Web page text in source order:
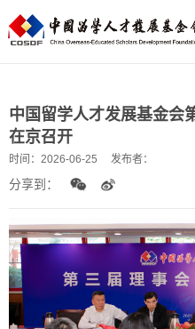
中国留学人才发展基金会
在京召开
时间： 2026-06-25 发布者：
分享到：